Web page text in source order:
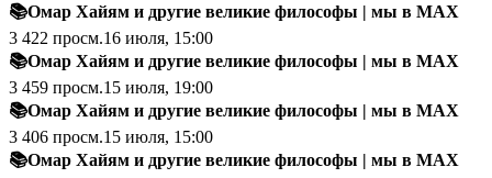
📚Омар Хайям и другие великие философы | мы в MAX
3 422 просм.16 июля, 15:00
📚Омар Хайям и другие великие философы | мы в MAX
3 459 просм.15 июля, 19:00
📚Омар Хайям и другие великие философы | мы в MAX
3 406 просм.15 июля, 15:00
📚Омар Хайям и другие великие философы | мы в MAX